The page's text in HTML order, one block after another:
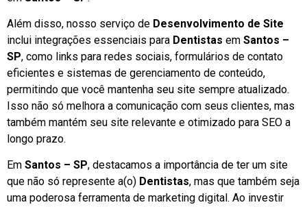
Além disso, nosso serviço de Desenvolvimento de Site
inclui integrações essenciais para Dentistas em Santos –
SP, como links para redes sociais, formulários de contato
eficientes e sistemas de gerenciamento de conteúdo,
permitindo que você mantenha seu site sempre atualizado.
Isso não só melhora a comunicação com seus clientes, mas
também mantém seu site relevante e otimizado para SEO a
longo prazo.
Em Santos – SP, destacamos a importância de ter um site
que não só represente a(o) Dentistas, mas que também seja
uma poderosa ferramenta de marketing digital. Ao investir